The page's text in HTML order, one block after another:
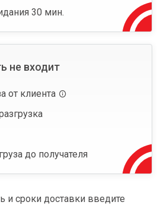
30 мин.
не входит
от клиента
до получателя
и сроки доставки введите